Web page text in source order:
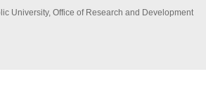
University, Office of Research and Development